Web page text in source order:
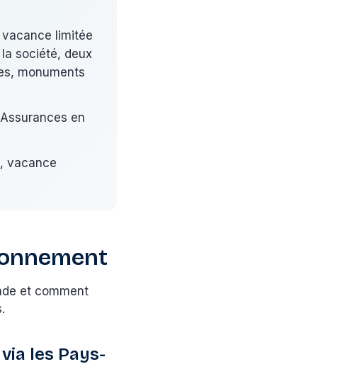
limitée
société, deux
monuments
en
, vacance
et comment
les Pays-